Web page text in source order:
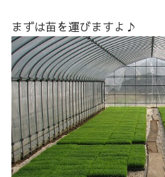
まずは苗を運びますよ♪